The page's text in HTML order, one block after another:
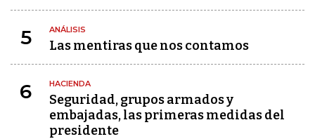
5 ANÁLISIS
Las mentiras que nos contamos
6 HACIENDA
Seguridad, grupos armados y
embajadas, las primeras medidas del
presidente